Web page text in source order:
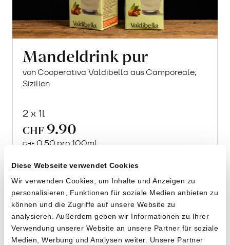
Diese Webseite verwendet Cookies
Wir verwenden Cookies, um Inhalte und Anzeigen zu
personalisieren, Funktionen für soziale Medien anbieten zu
können und die Zugriffe auf unsere Website zu
analysieren. Außerdem geben wir Informationen zu Ihrer
Verwendung unserer Website an unsere Partner für soziale
Medien, Werbung und Analysen weiter. Unsere Partner
Mandeldrink pur
von Cooperativa Valdibella aus Camporeale,
Sizilien
2 x 1l
CHF 9.90
CHF0.50 pro 100ml
den
Warenkorb